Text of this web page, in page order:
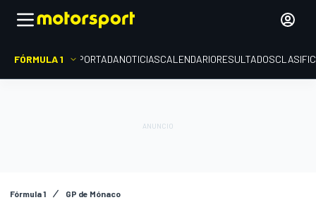
FÓRMULA 1 PORTADANOTICIASCALENDARIORESULTADOS
Fórmula 1 GP de Mónaco